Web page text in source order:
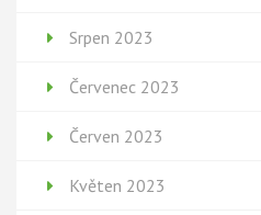
Srpen 2023
Červenec 2023
Červen 2023
Květen 2023